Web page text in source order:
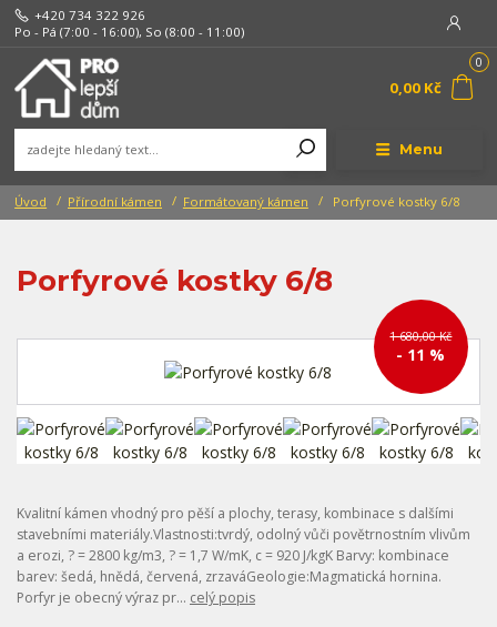
Menu
+420 734 322 926
Po - Pá (7:00 - 16:00), So (8:00 - 11:00)
0
0,00 Kč
Úvod Přírodní kámen Formátovaný kámen Porfyrové kostky 6/8
Porfyrové kostky 6/8
1 680,00 Kč
- 11 %
Kvalitní kámen vhodný pro pěší a plochy, terasy, kombinace s dalšími
stavebními materiály.Vlastnosti:tvrdý, odolný vůči povětrnostním vlivům
a erozi, ? = 2800 kg/m3, ? = 1,7 W/mK, c = 920 J/kgK Barvy: kombinace
barev: šedá, hnědá, červená, zrzaváGeologie:Magmatická hornina.
Porfyr je obecný výraz pr... celý popis